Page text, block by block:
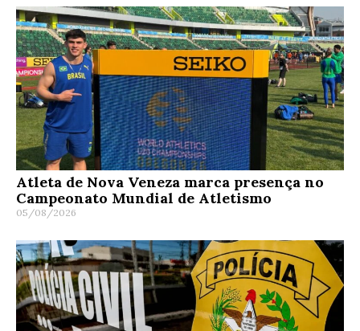
Atleta de Nova Veneza marca presença no
Campeonato Mundial de Atletismo
05/08/2026